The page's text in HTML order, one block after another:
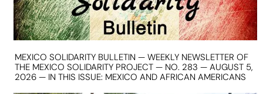
MEXICO SOLIDARITY BULLETIN — WEEKLY NEWSLETTER OF
THE MEXICO SOLIDARITY PROJECT — NO. 283 — AUGUST 5,
2026 — IN THIS ISSUE: MEXICO AND AFRICAN AMERICANS